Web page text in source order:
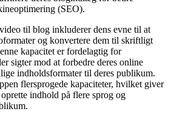
(SEO).
til blog inkluderer dens evne til at
og konvertere dem til skriftligt
kapacitet er fordelagtig for
sigter mod at forbedre deres online
indholdsformater til deres publikum.
flersprogede kapaciteter, hvilket giver
indhold på flere sprog og